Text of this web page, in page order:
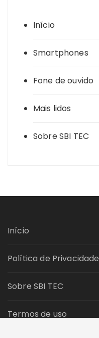
Início
Smartphones
Fone de ouvido
Mais lidos
Sobre SBI TEC
Início
Política de Privacidade
Sobre SBI TEC
Termos de uso